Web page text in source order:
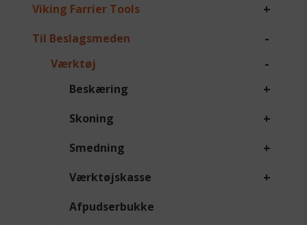
Viking Farrier Tools +
Til Beslagsmeden -
Værktøj -
Beskæring +
Skoning +
Smedning +
Værktøjskasse +
Afpudserbukke